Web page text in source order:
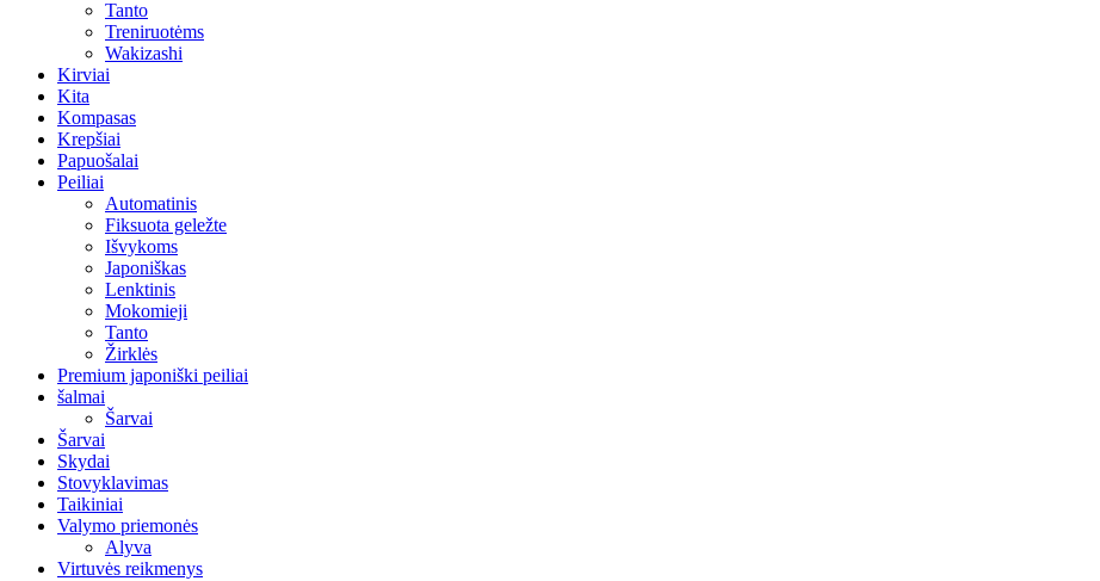
Tanto
Treniruotėms
Wakizashi
Kirviai
Kita
Kompasas
Krepšiai
Papuošalai
Peiliai
Automatinis
Fiksuota geležte
Išvykoms
Japoniškas
Lenktinis
Mokomieji
Tanto
Žirklės
Premium japoniški peiliai
šalmai
Šarvai
Šarvai
Skydai
Stovyklavimas
Taikiniai
Valymo priemonės
Alyva
Virtuvės reikmenys